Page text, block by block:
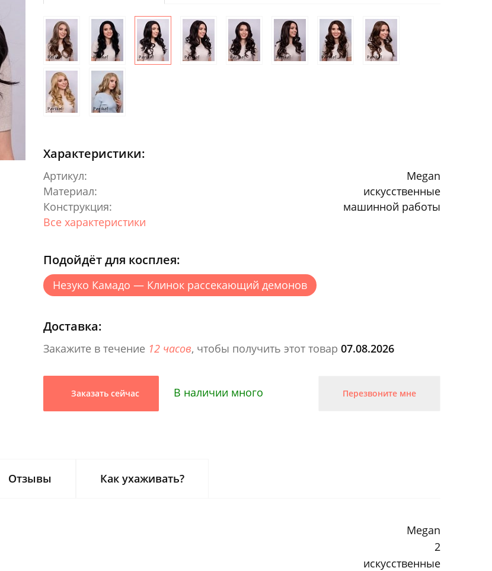
Характеристики:
Артикул:
Megan
Материал:
искусственные
Конструкция:
машинной работы
Все характеристики
Подойдёт для косплея:
Незуко Камадо — Клинок рассекающий демонов
Доставка:
Закажите в течение 12 часов, чтобы получить этот товар 07.08.2026
Заказать сейчас В наличии много Перезвоните мне
Отзывы Как ухаживать?
Megan
2
искусственные